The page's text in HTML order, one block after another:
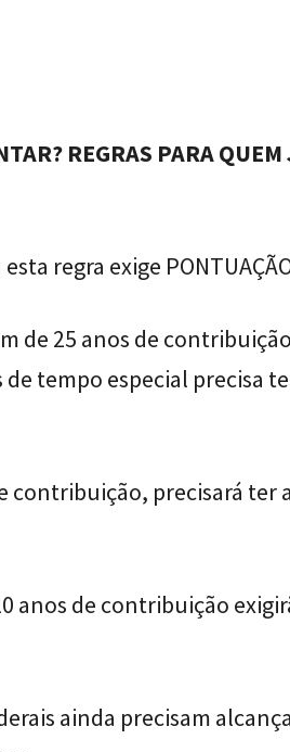
REGRAS PARA
regra exige
de 25 anos de
de tempo especial precisa
contribuição, precisará ter
anos de contribuição
ainda precisam